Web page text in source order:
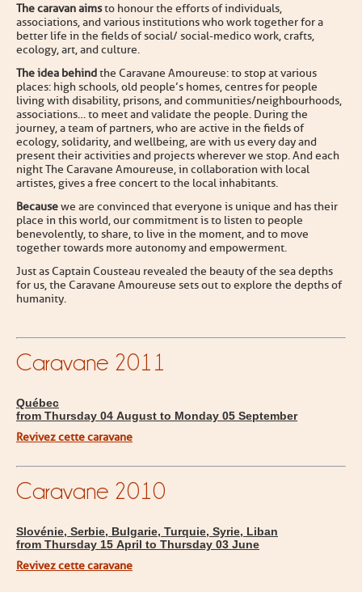
The caravan aimsto honour the efforts of individuals,
associations, and various institutions who work together for a
better life in the fields of social/ social-medico work, crafts,
ecology, art, and culture.
The idea behindthe Caravane Amoureuse: to stop at various
places: high schools, old people’s homes, centres for people
living with disability, prisons, and communities/neighbourhoods,
associations… to meet and validate the people. During the
journey, a team of partners, who are active in the fields of
ecology, solidarity, and wellbeing, are with us every day and
present their activities and projects wherever we stop. And each
night The Caravane Amoureuse, in collaboration with local
artistes, gives a free concert to the local inhabitants.
Becausewe are convinced that everyone is unique and has their
place in this world, our commitment is to listen to people
benevolently, to share, to live in the moment, and to move
together towards more autonomy and empowerment.
Just as Captain Cousteau revealed the beauty of the sea depths
for us, the Caravane Amoureuse sets out to explore the depths of
humanity.
Caravane 2011
Québec
from Thursday 04 August to Monday 05 September
Revivez cette caravane
Caravane 2010
Slovénie, Serbie, Bulgarie, Turquie, Syrie, Liban
from Thursday 15 April to Thursday 03 June
Revivez cette caravane